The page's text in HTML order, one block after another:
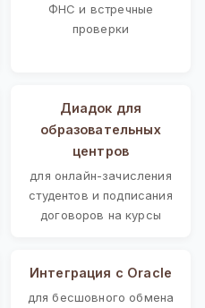
ФНС и встречные
проверки
Диадок для
образовательных
центров
для онлайн-зачисления
студентов и подписания
договоров на курсы
Интеграция с Oracle
для бесшовного обмена